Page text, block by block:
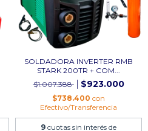
SOLDADORA INVERTER RMB
STARK 200TR + COM...
$1.007.388
$923.000
$738.400 con
Efectivo/Transferencia
9 cuotas sin interés de